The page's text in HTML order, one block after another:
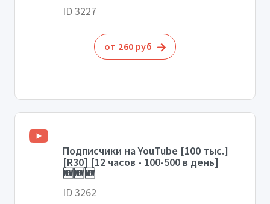
ID 3227
от 260 руб
Подписчики на YouTube [100 тыс.]
[R30] [12 часов - 100-500 в день]
🆕🆕🆕
ID 3262